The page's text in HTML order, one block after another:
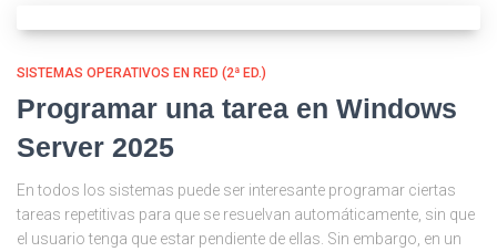
SISTEMAS OPERATIVOS EN RED (2ª ED.)
Programar una tarea en Windows
Server 2025
En todos los sistemas puede ser interesante programar ciertas
tareas repetitivas para que se resuelvan automáticamente, sin que
el usuario tenga que estar pendiente de ellas. Sin embargo, en un